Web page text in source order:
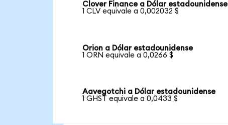
Clover Finance a Dólar estadounidense
1 CLV equivale a 0,002032 $
Orion a Dólar estadounidense
1 ORN equivale a 0,0266 $
Aavegotchi a Dólar estadounidense
1 GHST equivale a 0,0433 $